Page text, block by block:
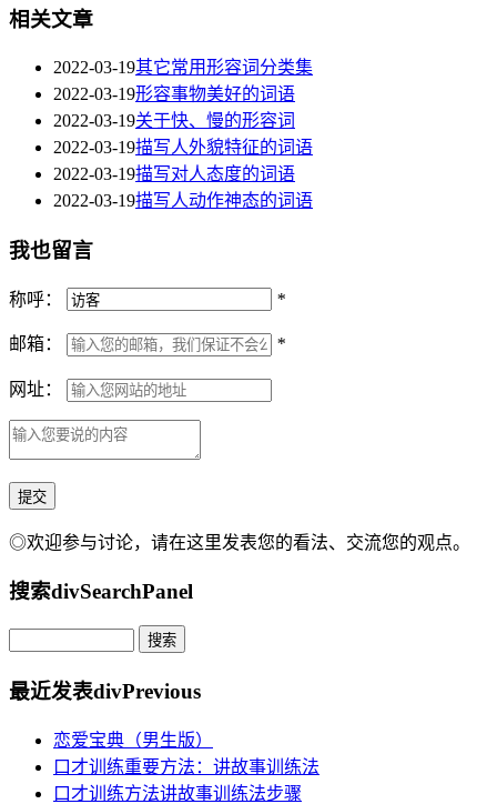
相关文章
2022-03-19其它常用形容词分类集
2022-03-19形容事物美好的词语
2022-03-19关于快、慢的形容词
2022-03-19描写人外貌特征的词语
2022-03-19描写对人态度的词语
2022-03-19描写人动作神态的词语
我也留言
称呼： *
邮箱： *
网址：
◎欢迎参与讨论，请在这里发表您的看法、交流您的观点。
搜索divSearchPanel
最近发表divPrevious
恋爱宝典（男生版）
口才训练重要方法：讲故事训练法
口才训练方法讲故事训练法步骤